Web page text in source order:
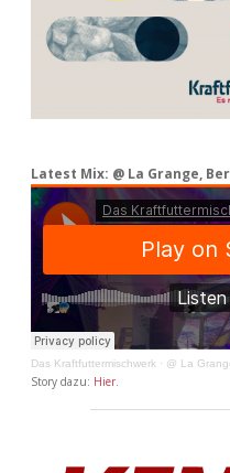
Latest Mix: @ La Grange,
Das Kraftfuttermischwerk · @ La
Story dazu: Hier